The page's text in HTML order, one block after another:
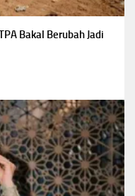
Bakal Berubah Jadi